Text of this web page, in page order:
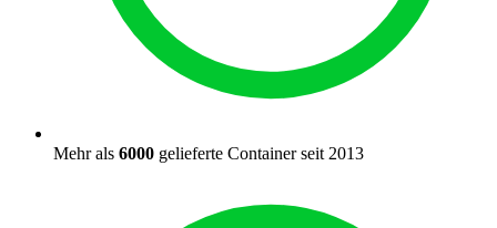
Mehr als 6000 gelieferte Container seit 2013